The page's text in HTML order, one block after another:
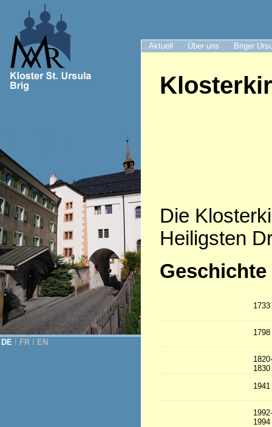
Aktuell Über uns Briger
DE FR EN
Die
Heiligsten
1733
1798
1820-
1830
1941
1992-
1994